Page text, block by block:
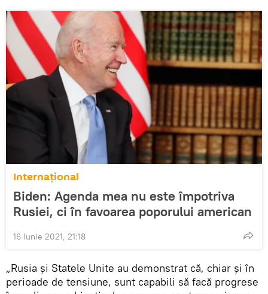
Internaţional
Biden: Agenda mea nu este împotriva
Rusiei, ci în favoarea poporului american
16 Iunie 2021, 21:18
„Rusia și Statele Unite au demonstrat că, chiar și în
perioade de tensiune, sunt capabili să facă progrese